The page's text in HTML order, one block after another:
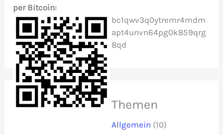
:per Bitcoin:
bc1qwv3q0ytremr4mdm
apt4unvn64pg0k859qrg
8qd
Themen
Allgemein (10)